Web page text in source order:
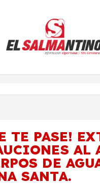
El Salmantino - medios/
TE PASE!
AL
DE
SANTA.